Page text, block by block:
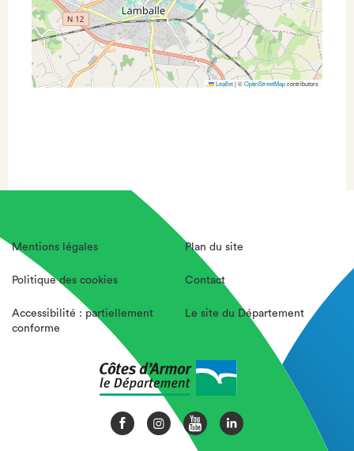
Leaflet|©OpenStreetMapcontributors
Mentions légales
Politique des cookies
Accessibilité : partiellement
conforme
Plan du site
Contact
Le site du Département